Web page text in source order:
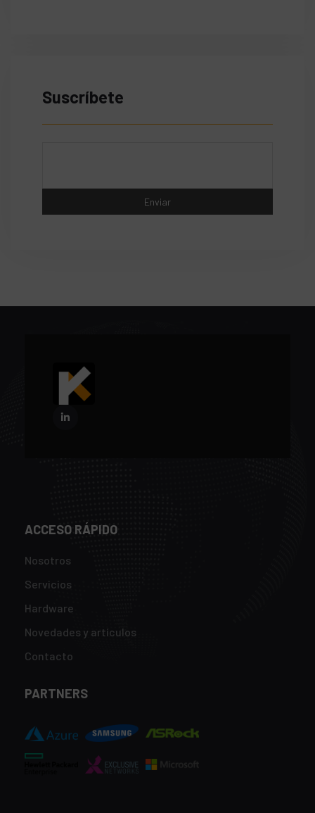
Suscríbete
ACCESO RÁPIDO
Nosotros
Servicios
Hardware
Novedades y artículos
Contacto
PARTNERS